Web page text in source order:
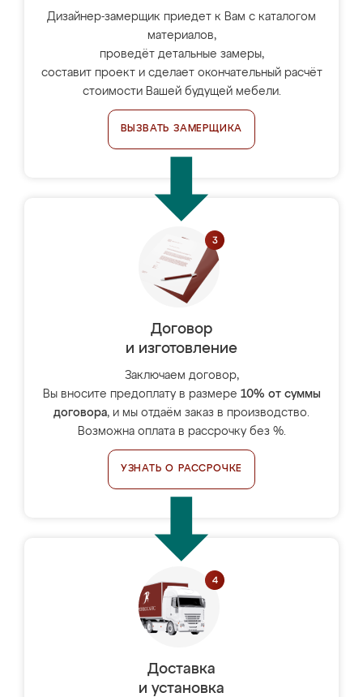
Дизайнер-замерщик приедет к Вам с каталогом
материалов,
проведёт детальные замеры,
составит проект и сделает окончательный расчёт
стоимости Вашей будущей мебели.
ВЫЗВАТЬ ЗАМЕРЩИКА
Договор
и изготовление
Заключаем договор,
Вы вносите предоплату в размере 10% от суммы
договора, и мы отдаём заказ в производство.
Возможна оплата в рассрочку без %.
УЗНАТЬ О РАССРОЧКЕ
Доставка
и установка